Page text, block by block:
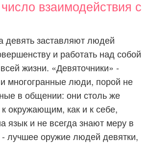
взаимодействия с
девять заставляют людей
и работать над собой
жизни. «Девяточники» -
многогранные люди, порой не
в общении: они столь же
окружающим, как и к себе,
язык и не всегда знают меру в
- лучшее оружие людей девятки,